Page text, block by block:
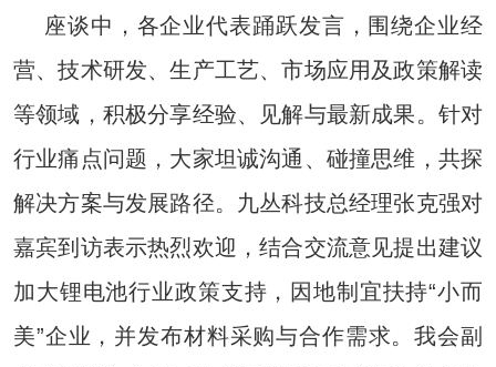
座谈中，各企业代表踊跃发言，围绕企业经
营、技术研发、生产工艺、市场应用及政策解读
等领域，积极分享经验、见解与最新成果。针对
行业痛点问题，大家坦诚沟通、碰撞思维，共探
解决方案与发展路径。九丛科技总经理张克强对
嘉宾到访表示热烈欢迎，结合交流意见提出建议
加大锂电池行业政策支持，因地制宜扶持“小而
美”企业，并发布材料采购与合作需求。我会副